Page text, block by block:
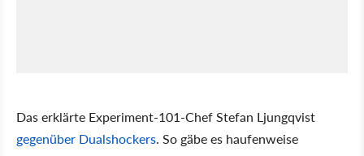
Das erklärte Experiment-101-Chef Stefan Ljungqvist
gegenüber Dualshockers. So gäbe es haufenweise